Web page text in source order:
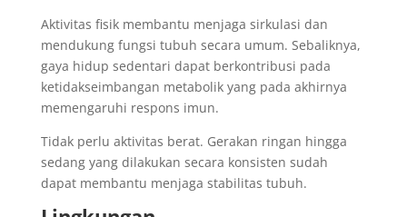
Aktivitas fisik membantu menjaga sirkulasi dan
mendukung fungsi tubuh secara umum. Sebaliknya,
gaya hidup sedentari dapat berkontribusi pada
ketidakseimbangan metabolik yang pada akhirnya
memengaruhi respons imun.
Tidak perlu aktivitas berat. Gerakan ringan hingga
sedang yang dilakukan secara konsisten sudah
dapat membantu menjaga stabilitas tubuh.